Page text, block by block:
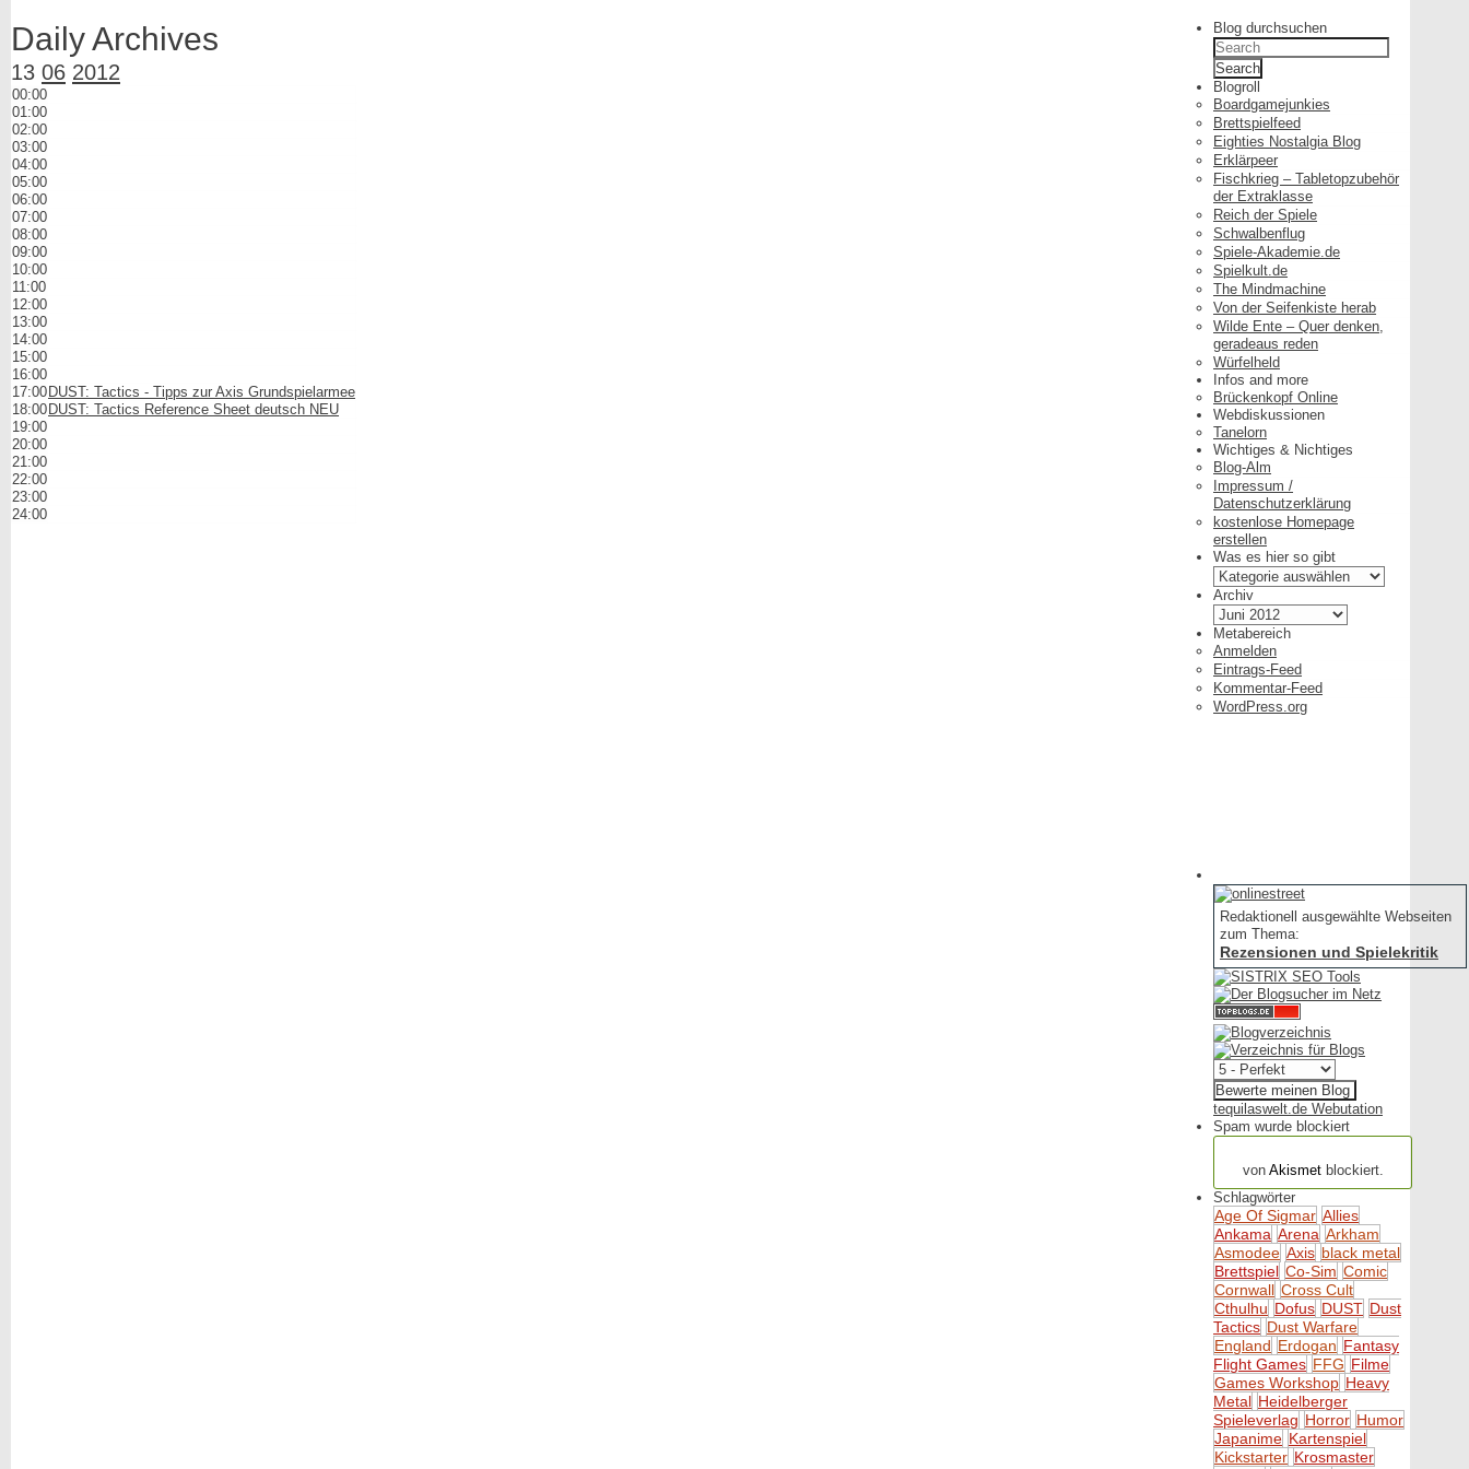
Daily Archives
13 06 2012
00:00
01:00
02:00
03:00
04:00
05:00
06:00
07:00
08:00
09:00
10:00
11:00
12:00
13:00
14:00
15:00
16:00
17:00 DUST: Tactics - Tipps zur Axis Grundspielarmee
18:00 DUST: Tactics Reference Sheet deutsch NEU
19:00
20:00
21:00
22:00
23:00
24:00
Blog durchsuchen
Search
for:
Blogroll
Boardgamejunkies
Brettspielfeed
Eighties Nostalgia Blog
Erklärpeer
Fischkrieg – Tabletopzubehör
der Extraklasse
Reich der Spiele
Schwalbenflug
Spiele-Akademie.de
Spielkult.de
The Mindmachine
Von der Seifenkiste herab
Wilde Ente – Quer denken,
geradeaus reden
Würfelheld
Infos and more
Brückenkopf Online
Webdiskussionen
Tanelorn
Wichtiges & Nichtiges
Blog-Alm
Impressum /
Datenschutzerklärung
kostenlose Homepage
erstellen
Was es hier so gibt
Was
es
hier
so
gibt
Archiv
Archiv
Metabereich
Anmelden
Eintrags-Feed
Kommentar-Feed
WordPress.org
Redaktionell ausgewählte Webseiten
zum Thema:
Rezensionen und Spielekritik
tequilaswelt.de Webutation
Spam wurde blockiert
von Akismetblockiert.
Schlagwörter
Age Of Sigmar Allies
Ankama Arena Arkham
Asmodee Axis black metal
Brettspiel Co-Sim Comic
Cornwall Cross Cult
Cthulhu Dofus DUST Dust
Tactics Dust Warfare
England Erdogan Fantasy
Flight Games FFG Filme
Games Workshop Heavy
Metal Heidelberger
Spieleverlag Horror Humor
Japanime Kartenspiel
Kickstarter Krosmaster